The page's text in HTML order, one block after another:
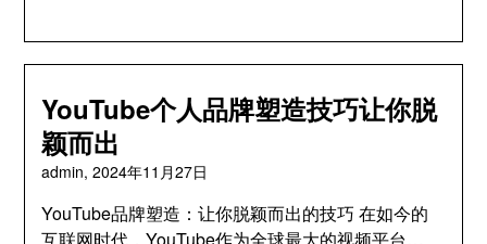
YouTube个人品牌塑造技巧让你脱
颖而出
admin,2024年11月27日
YouTube品牌塑造：让你脱颖而出的技巧 在如今的